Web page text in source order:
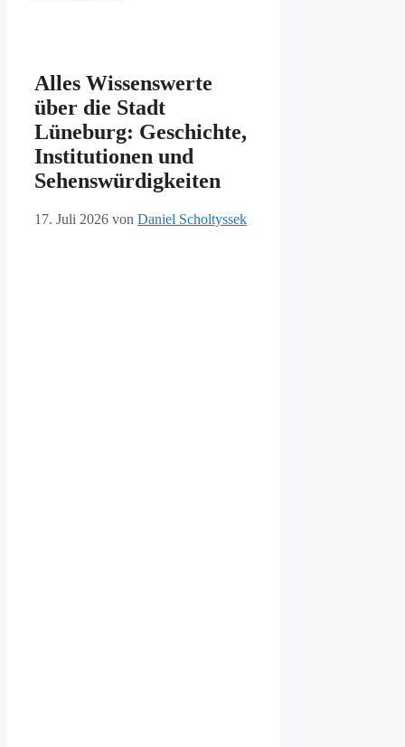
Alles Wissenswerte
über die Stadt
Lüneburg: Geschichte,
Institutionen und
Sehenswürdigkeiten
17. Juli 2026 von Daniel Scholtyssek